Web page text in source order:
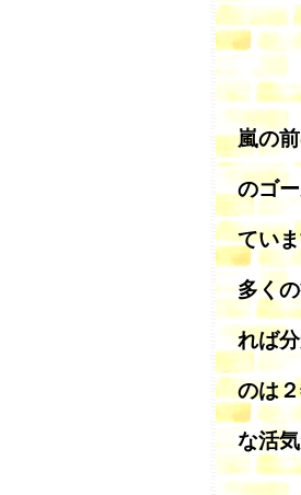
嵐の
のゴ
てい
多く
れば
のは
な活